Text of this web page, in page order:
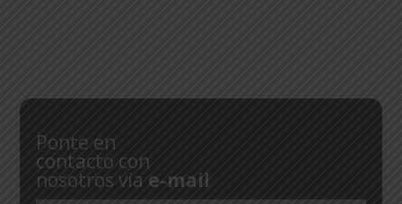
Ponte en
contacto con
nosotros vía e-mail